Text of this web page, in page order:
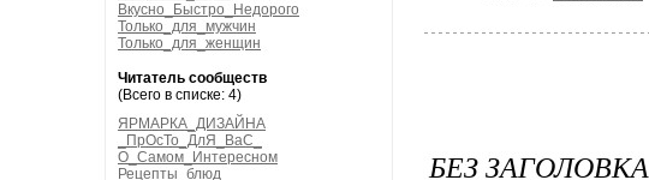
Вкусно_Быстро_Недорого
Только_для_мужчин
Только_для_женщин
Читатель сообществ
(Всего в списке: 4)
ЯРМАРКА_ДИЗАЙНА
_ПрОсТо_ДлЯ_ВаС_
О_Самом_Интересном
Рецепты_блюд
БЕЗ ЗАГОЛОВКА